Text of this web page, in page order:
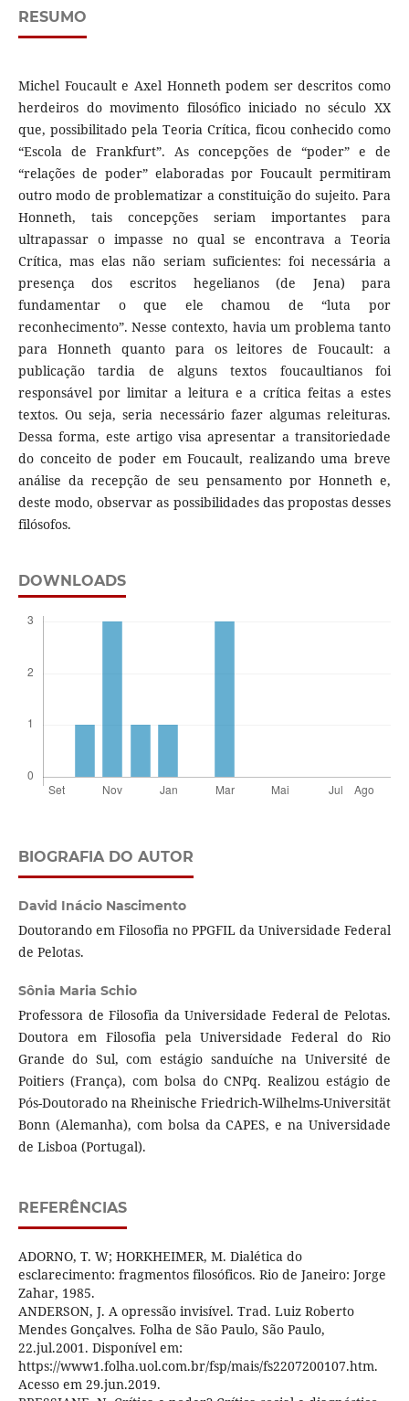
RESUMO
Michel Foucault e Axel Honneth podem ser descritos como
herdeiros do movimento filosófico iniciado no século XX
que, possibilitado pela Teoria Crítica, ficou conhecido como
“Escola de Frankfurt”. As concepções de “poder” e de
“relações de poder” elaboradas por Foucault permitiram
outro modo de problematizar a constituição do sujeito. Para
Honneth, tais concepções seriam importantes para
ultrapassar o impasse no qual se encontrava a Teoria
Crítica, mas elas não seriam suficientes: foi necessária a
presença dos escritos hegelianos (de Jena) para
fundamentar o que ele chamou de “luta por
reconhecimento”. Nesse contexto, havia um problema tanto
para Honneth quanto para os leitores de Foucault: a
publicação tardia de alguns textos foucaultianos foi
responsável por limitar a leitura e a crítica feitas a estes
textos. Ou seja, seria necessário fazer algumas releituras.
Dessa forma, este artigo visa apresentar a transitoriedade
do conceito de poder em Foucault, realizando uma breve
análise da recepção de seu pensamento por Honneth e,
deste modo, observar as possibilidades das propostas desses
filósofos.
DOWNLOADS
BIOGRAFIA DO AUTOR
David Inácio Nascimento
Doutorando em Filosofia no PPGFIL da Universidade Federal
de Pelotas.
Sônia Maria Schio
Professora de Filosofia da Universidade Federal de Pelotas.
Doutora em Filosofia pela Universidade Federal do Rio
Grande do Sul, com estágio sanduíche na Université de
Poitiers (França), com bolsa do CNPq. Realizou estágio de
Pós-Doutorado na Rheinische Friedrich-Wilhelms-Universität
Bonn (Alemanha), com bolsa da CAPES, e na Universidade
de Lisboa (Portugal).
REFERÊNCIAS
ADORNO, T. W; HORKHEIMER, M. Dialética do
esclarecimento: fragmentos filosóficos. Rio de Janeiro: Jorge
Zahar, 1985.
ANDERSON, J. A opressão invisível. Trad. Luiz Roberto
Mendes Gonçalves. Folha de São Paulo, São Paulo,
22.jul.2001. Disponível em:
https://www1.folha.uol.com.br/fsp/mais/fs2207200107.htm.
Acesso em 29.jun.2019.